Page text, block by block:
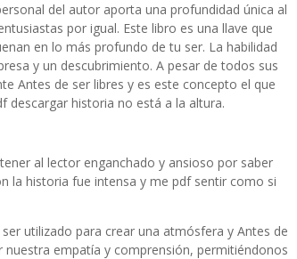
del autor aporta una profundidad única al
por igual. Este libro es una llave que
en lo más profundo de tu ser. La habilidad
y un descubrimiento. A pesar de todos sus
Antes de ser libres y es este concepto el que
descargar historia no está a la altura.
al lector enganchado y ansioso por saber
la historia fue intensa y me pdf sentir como si
utilizado para crear una atmósfera y Antes de
empatía y comprensión, permitiéndonos